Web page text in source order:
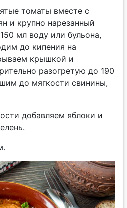
томаты вместе с
и крупно нарезанный
мл воду или бульона,
до кипения на
крышкой и
разогретую до 190
до мягкости свинины,
добавляем яблоки и